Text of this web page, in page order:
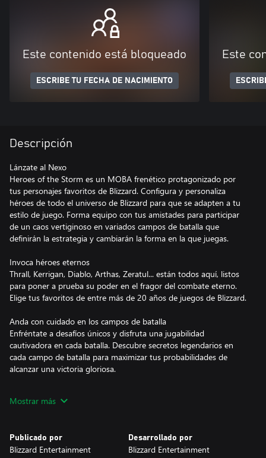
Este contenido está bloqueado
ESCRIBE TU FECHA DE NACIMIENTO
Este
Descripción
Lánzate al Nexo
Heroes of the Storm es un MOBA frenético protagonizado por
tus personajes favoritos de Blizzard. Configura y personaliza
héroes de todo el universo de Blizzard para que se adapten a tu
estilo de juego. Forma equipo con tus amistades para participar
de un caos vertiginoso en variados campos de batalla que
definirán la estrategia y cambiarán la forma en la que juegas.
Invoca héroes eternos
Thrall, Kerrigan, Diablo, Arthas, Zeratul... están todos aquí, listos
para poner a prueba su poder en el fragor del combate eterno.
Elige tus favoritos de entre más de 20 años de juegos de Blizzard.
Anda con cuidado en los campos de batalla
Enfréntate a desafíos únicos y disfruta una jugabilidad
cautivadora en cada batalla. Descubre secretos legendarios en
cada campo de batalla para maximizar tus probabilidades de
alcanzar una victoria gloriosa.
Distínguete durante la batalla con decenas de héroes, monturas y
© 2025 Blizzard Entertainment, Inc. Todos los derechos
Mostrar más
Publicado por
Blizzard Entertainment
Desarrollado por
Blizzard Entertainment